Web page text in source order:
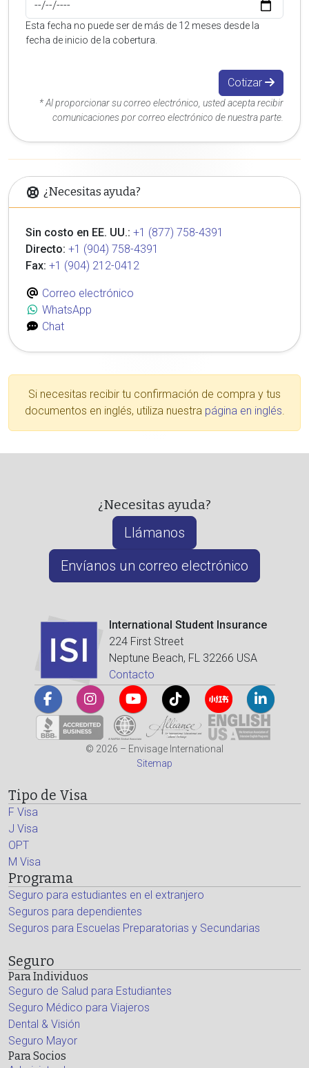
Esta fecha no puede ser de más de 12 meses desde la
fecha de inicio de la cobertura.
Cotizar
* Al proporcionar su correo electrónico, usted acepta recibir
comunicaciones por correo electrónico de nuestra parte.
¿Necesitas ayuda?
Sin costo en EE. UU.: +1 (877) 758-4391
Directo: +1 (904) 758-4391
Fax: +1 (904) 212-0412
Correo electrónico
WhatsApp
Chat
Si necesitas recibir tu confirmación de compra y tus
documentos en inglés, utiliza nuestra página en inglés.
¿Necesitas ayuda?
Llámanos
Envíanos un correo electrónico
International Student Insurance
224 First Street
Neptune Beach, FL 32266 USA
Contacto
© 2026 – Envisage International
Sitemap
Tipo de Visa
F Visa
J Visa
OPT
M Visa
Programa
Seguro para estudiantes en el extranjero
Seguros para dependientes
Seguros para Escuelas Preparatorias y Secundarias
Seguro
Para Individuos
Seguro de Salud para Estudiantes
Seguro Médico para Viajeros
Dental & Visión
Seguro Mayor
Para Socios